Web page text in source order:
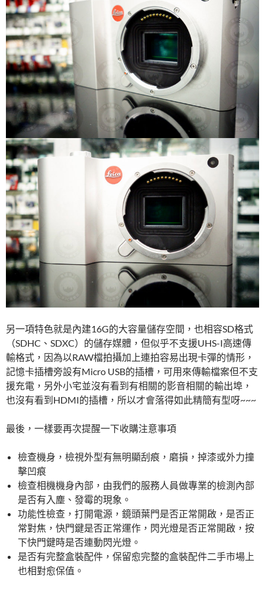
另一項特色就是內建16G的大容量儲存空間，也相容SD格式
（SDHC、SDXC）的儲存媒體，但似乎不支援UHS-I高速傳
輸格式，因為以RAW檔拍攝加上連拍容易出現卡彈的情形，
記憶卡插槽旁設有Micro USB的插槽，可用來傳輸檔案但不支
援充電，另外小宅並沒有看到有相關的影音相關的輸出埠，
也沒有看到HDMI的插槽，所以才會落得如此精簡有型呀~~~
最後，一樣要再次提醒一下收購注意事項
檢查機身，檢視外型有無明顯刮痕，磨損，掉漆或外力撞
擊凹痕
檢查相機機身內部，由我們的服務人員做專業的檢測內部
是否有入塵、發霉的現象。
功能性檢查，打開電源，鏡頭葉門是否正常開啟，是否正
常對焦，快門鍵是否正常運作，閃光燈是否正常開啟，按
下快門鍵時是否連動閃光燈。
是否有完整盒裝配件，保留愈完整的盒裝配件二手市場上
也相對愈保值。